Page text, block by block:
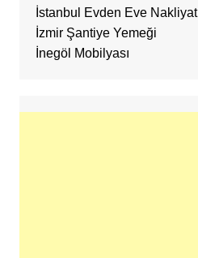
İstanbul Evden Eve Nakliyat
İzmir Şantiye Yemeği
İnegöl Mobilyası